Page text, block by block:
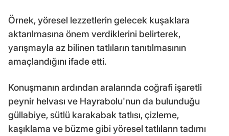
Örnek, yöresel lezzetlerin gelecek kuşaklara
aktarılmasına önem verdiklerini belirterek,
yarışmayla az bilinen tatlıların tanıtılmasının
amaçlandığını ifade etti.
Konuşmanın ardından aralarında coğrafi işaretli
peynir helvası ve Hayrabolu'nun da bulunduğu
güllabiye, sütlü karakabak tatlısı, çizleme,
kaşıklama ve büzme gibi yöresel tatlıların tadımı